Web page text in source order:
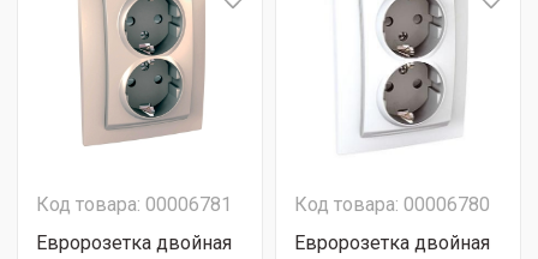
Код товара: 00006781
Евророзетка двойная
Код товара: 00006780
Евророзетка двойная